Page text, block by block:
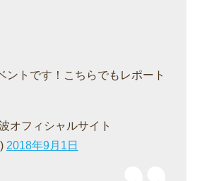
ントです！こちらでもレポート
オフィシャルサイト
2018年9月1日